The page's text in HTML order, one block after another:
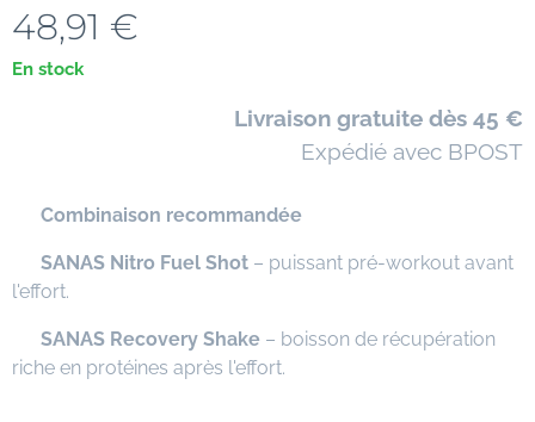
48,91 €
En stock
Livraison gratuite dès 45 €
📦 Expédié avec BPOST
Combinaison recommandée
SANAS Nitro Fuel Shot – puissant pré-workout avant
l'effort.
SANAS Recovery Shake – boisson de récupération
riche en protéines après l'effort.